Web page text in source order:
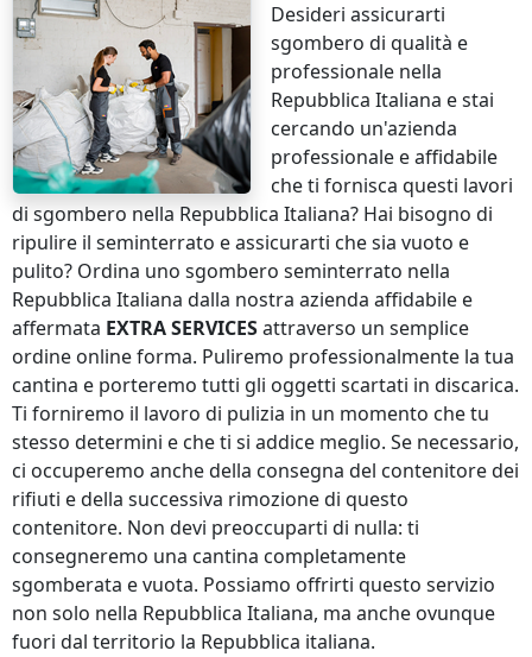
Desideri assicurarti
sgombero di qualità e
professionale nella
Repubblica Italiana e stai
cercando un'azienda
professionale e affidabile
che ti fornisca questi lavori
di sgombero nella Repubblica Italiana? Hai bisogno di
ripulire il seminterrato e assicurarti che sia vuoto e
pulito? Ordina uno sgombero seminterrato nella
Repubblica Italiana dalla nostra azienda affidabile e
affermata EXTRA SERVICESattraverso un semplice
ordine online forma. Puliremo professionalmente la tua
cantina e porteremo tutti gli oggetti scartati in discarica.
Ti forniremo il lavoro di pulizia in un momento che tu
stesso determini e che ti si addice meglio. Se necessario,
ci occuperemo anche della consegna del contenitore dei
rifiuti e della successiva rimozione di questo
contenitore. Non devi preoccuparti di nulla: ti
consegneremo una cantina completamente
sgomberata e vuota. Possiamo offrirti questo servizio
non solo nella Repubblica Italiana, ma anche ovunque
fuori dal territorio la Repubblica italiana.